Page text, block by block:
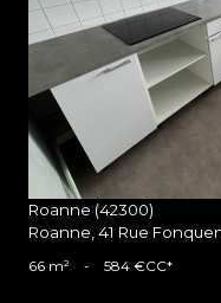
Roanne (42300)
Roanne, 41 Rue
66 m² - 584 €CC*